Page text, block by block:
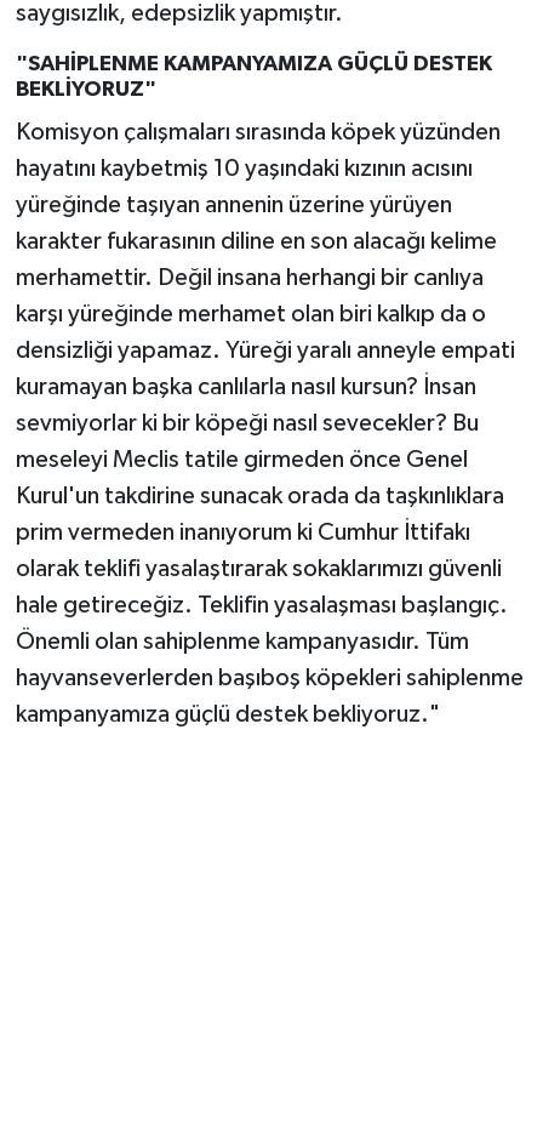
saygısızlık, edepsizlik yapmıştır.
"SAHİPLENME KAMPANYAMIZA GÜÇLÜ DESTEK
BEKLİYORUZ"
Komisyon çalışmaları sırasında köpek yüzünden
hayatını kaybetmiş 10 yaşındaki kızının acısını
yüreğinde taşıyan annenin üzerine yürüyen
karakter fukarasının diline en son alacağı kelime
merhamettir. Değil insana herhangi bir canlıya
karşı yüreğinde merhamet olan biri kalkıp da o
densizliği yapamaz. Yüreği yaralı anneyle empati
kuramayan başka canlılarla nasıl kursun? İnsan
sevmiyorlar ki bir köpeği nasıl sevecekler? Bu
meseleyi Meclis tatile girmeden önce Genel
Kurul'un takdirine sunacak orada da taşkınlıklara
prim vermeden inanıyorum ki Cumhur İttifakı
olarak teklifi yasalaştırarak sokaklarımızı güvenli
hale getireceğiz. Teklifin yasalaşması başlangıç.
Önemli olan sahiplenme kampanyasıdır. Tüm
hayvanseverlerden başıboş köpekleri sahiplenme
kampanyamıza güçlü destek bekliyoruz."